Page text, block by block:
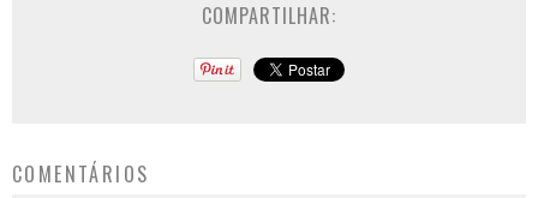
COMPARTILHAR:
COMENTÁRIOS